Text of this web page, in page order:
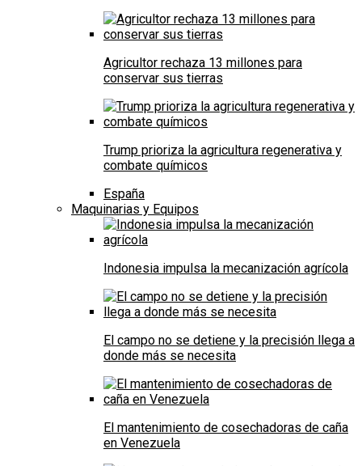
Agricultor rechaza 13 millones para
conservar sus tierras
Trump prioriza la agricultura regenerativa y
combate químicos
España
Maquinarias y Equipos
Indonesia impulsa la mecanización agrícola
El campo no se detiene y la precisión llega a
donde más se necesita
El mantenimiento de cosechadoras de caña
en Venezuela